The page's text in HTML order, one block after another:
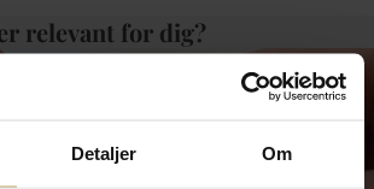
Detaljer Om
relevant for dig?